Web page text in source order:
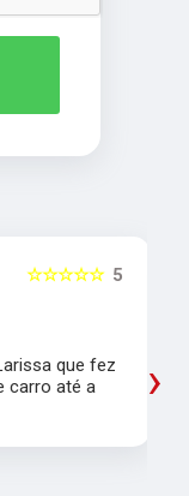
5
☆☆☆☆☆
que fez
carro até a
›